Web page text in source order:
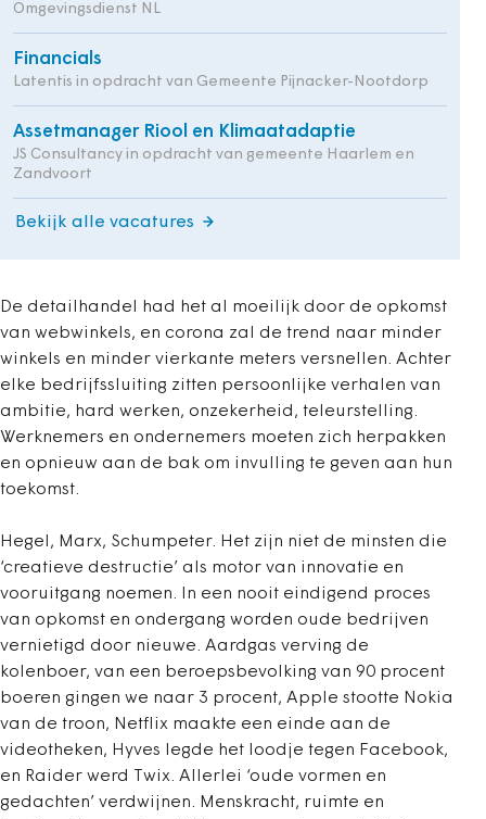
Omgevingsdienst NL
Financials
Latentis in opdracht van Gemeente Pijnacker-Nootdorp
Assetmanager Riool en Klimaatadaptie
JS Consultancy in opdracht van gemeente Haarlem en
Zandvoort
Bekijk alle vacatures
De detailhandel had het al moeilijk door de opkomst
van webwinkels, en corona zal de trend naar minder
winkels en minder vierkante meters versnellen. Achter
elke bedrijfssluiting zitten persoonlijke verhalen van
ambitie, hard werken, onzekerheid, teleurstelling.
Werknemers en ondernemers moeten zich herpakken
en opnieuw aan de bak om invulling te geven aan hun
toekomst.
Hegel, Marx, Schumpeter. Het zijn niet de minsten die
‘creatieve destructie’ als motor van innovatie en
vooruitgang noemen. In een nooit eindigend proces
van opkomst en ondergang worden oude bedrijven
vernietigd door nieuwe. Aardgas verving de
kolenboer, van een beroepsbevolking van 90 procent
boeren gingen we naar 3 procent, Apple stootte Nokia
van de troon, Netflix maakte een einde aan de
videotheken, Hyves legde het loodje tegen Facebook,
en Raider werd Twix. Allerlei ‘oude vormen en
gedachten’ verdwijnen. Menskracht, ruimte en